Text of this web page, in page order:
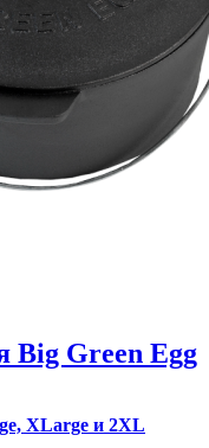
Big Green Egg
XLarge и 2XL